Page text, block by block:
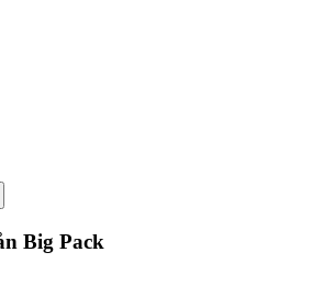
Big Pack